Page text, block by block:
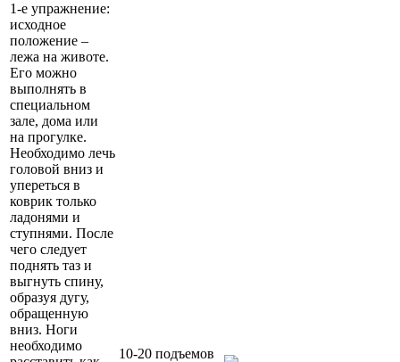
1-е упражнение:
исходное
положение –
лежа на животе.
Его можно
выполнять в
специальном
зале, дома или
на прогулке.
Необходимо лечь
головой вниз и
упереться в
коврик только
ладонями и
ступнями. После
чего следует
поднять таз и
выгнуть спину,
образуя дугу,
обращенную
вниз. Ноги
необходимо
10-20 подъемов